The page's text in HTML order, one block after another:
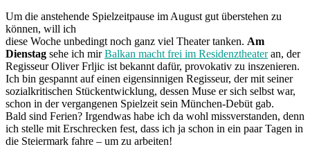
Um die anstehende Spielzeitpause im August gut überstehen zu
können, will ich
diese Woche unbedingt noch ganz viel Theater tanken. Am
Dienstag sehe ich mirBalkan macht frei im Residenztheateran, der
Regisseur Oliver Frljic ist bekannt dafür, provokativ zu inszenieren.
Ich bin gespannt auf einen eigensinnigen Regisseur, der mit seiner
sozialkritischen Stückentwicklung, dessen Muse er sich selbst war,
schon in der vergangenen Spielzeit sein München-Debüt gab.
Bald sind Ferien? Irgendwas habe ich da wohl missverstanden, denn
ich stelle mit Erschrecken fest, dass ich ja schon in ein paar Tagen in
die Steiermark fahre – um zu arbeiten!